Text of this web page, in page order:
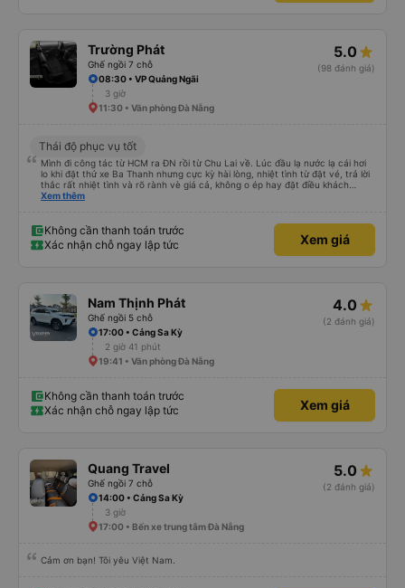
Trường Phát
Ghế ngồi 7 chỗ
5.0
(98 đánh giá)
08:30 • VP Quảng Ngãi
3 giờ
11:30 • Văn phòng Đà Nẵng
Thái độ phục vụ tốt
Mình đi công tác từ HCM ra ĐN rồi từ Chu Lai về. Lúc đầu lạ nước lạ cái hơi
lo khi đặt thử xe Ba Thanh nhưng cực kỳ hài lòng, nhiệt tình từ đặt vé, trả lời
thắc rất nhiệt tình và rõ rành vè giá cả, không o ép hay đặt điều khách
hàng. Lần tới đi công tác chắc chắn tiếp tục dùng xe nhà này!
Xem thêm
Không cần thanh toán trước
Xác nhận chỗ ngay lập tức
Xem giá
Nam Thịnh Phát
Ghế ngồi 5 chỗ
4.0
(2 đánh giá)
17:00 • Cảng Sa Kỳ
2 giờ 41 phút
19:41 • Văn phòng Đà Nẵng
Không cần thanh toán trước
Xác nhận chỗ ngay lập tức
Xem giá
Quang Travel
Ghế ngồi 7 chỗ
5.0
(2 đánh giá)
14:00 • Cảng Sa Kỳ
3 giờ
17:00 • Bến xe trung tâm Đà Nẵng
Cảm ơn bạn! Tôi yêu Việt Nam.